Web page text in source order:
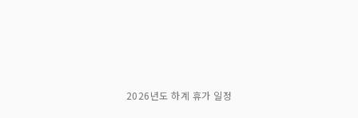
2026년도 하계 휴가 일정